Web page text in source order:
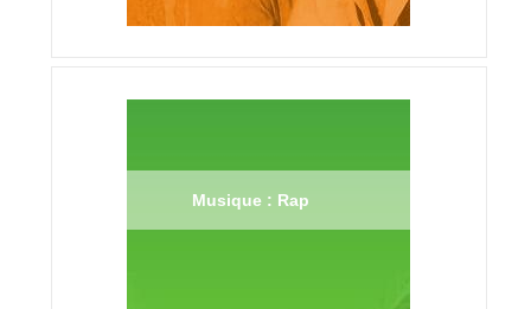
Musique : Rap